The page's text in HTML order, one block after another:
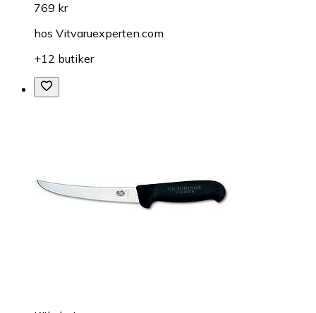
769 kr
hos Vitvaruexperten.com
+12 butiker